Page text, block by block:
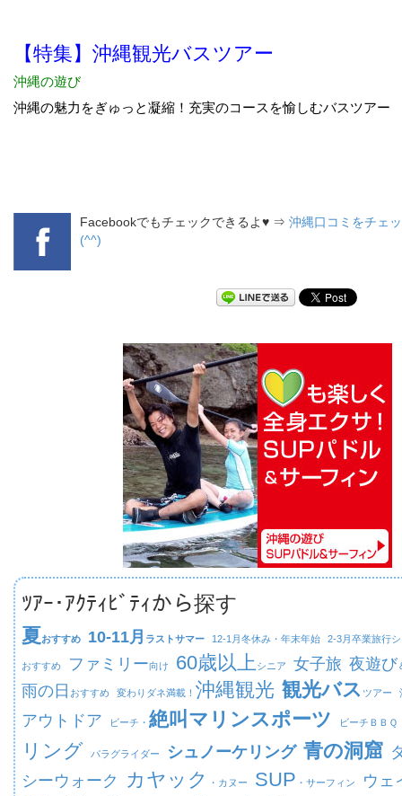
Facebookでもチェックできるよ♥ ⇒ 沖縄口コミをチェ
(^^)
ﾂｱｰ･ｱｸﾃｨﾋﾞﾃｨから探す
夏おすすめ 10-11月 ラストサマー 12-1月冬休み・年末年始 2-3月卒業旅行
おすすめ ファミリー向け 60歳以上 シニア 女子旅 夜遊び
雨の日 おすすめ 変わりダネ満載！ 沖縄観光 観光バス ツアー
アウトドア ビーチ・ 絶叫マリンスポーツ ビーチ ＢＢＱ
リング パラグライダー シュノーケリング 青の洞窟
シーウォーク
カヤック ・カヌー SUP ・サーフィン
ウェ